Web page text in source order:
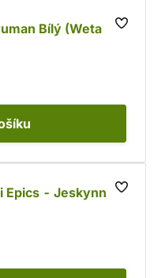
Bílý (Weta
Epics - Jeskynní